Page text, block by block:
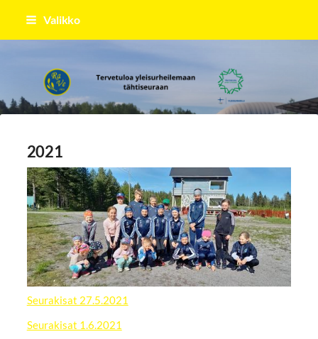
Siirry
Valikko
Raahen Vesa
2021
Seurakisat 27.5.2021
Seurakisat 1.6.2021